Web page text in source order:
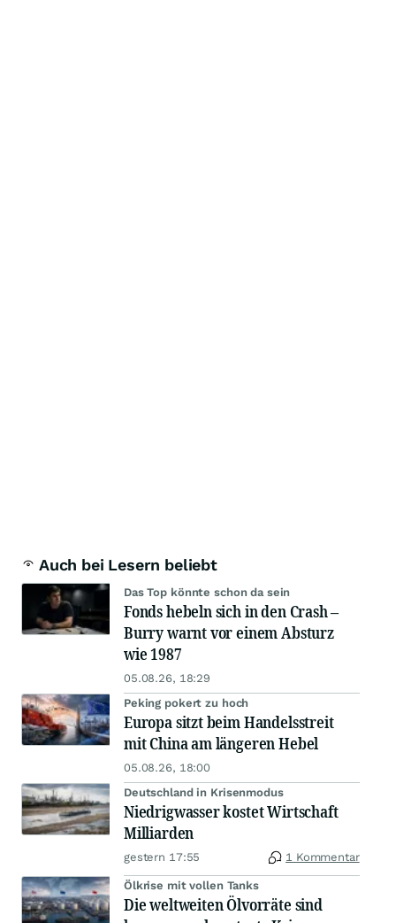
Auch bei Lesern beliebt
Das Top könnte schon da sein
Fonds hebeln sich in den Crash –
Burry warnt vor einem Absturz
wie 1987
05.08.26, 18:29
Peking pokert zu hoch
Europa sitzt beim Handelsstreit
mit China am längeren Hebel
05.08.26, 18:00
Deutschland in Krisenmodus
Niedrigwasser kostet Wirtschaft
Milliarden
gestern 17:55 1 Kommentar
Ölkrise mit vollen Tanks
Die weltweiten Ölvorräte sind